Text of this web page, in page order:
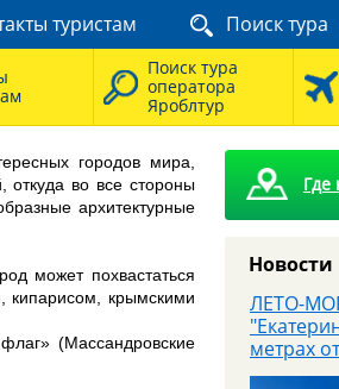
туристам Поиск тура
Поиск тура
оператора
Яроблтур
городов мира,
откуда во все стороны
архитектурные
может похвастаться
кипарисом, крымскими
(Массандровские
Где
Новости
8
ЛЕТО-
метрах
завтраки